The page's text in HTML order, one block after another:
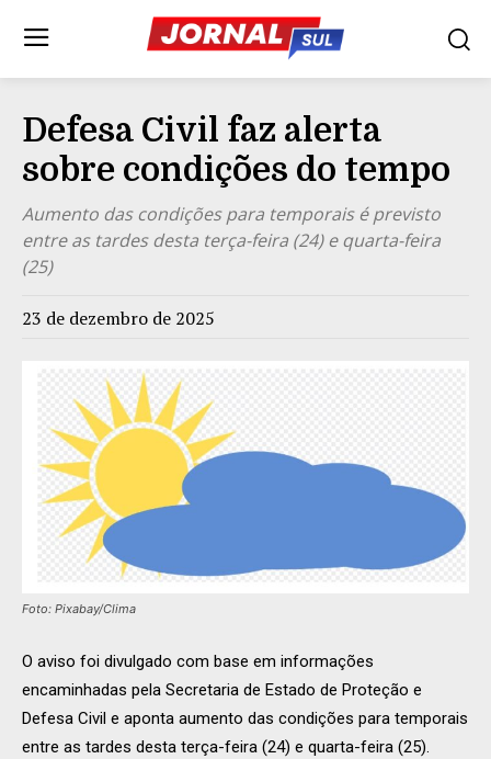
Defesa Civil faz alerta
sobre condições do tempo
Aumento das condições para temporais é previsto
entre as tardes desta terça-feira (24) e quarta-feira
(25)
23 de dezembro de 2025
Foto: Pixabay/Clima
O aviso foi divulgado com base em informações
encaminhadas pela Secretaria de Estado de Proteção e
Defesa Civil e aponta aumento das condições para temporais
entre as tardes desta terça-feira (24) e quarta-feira (25).